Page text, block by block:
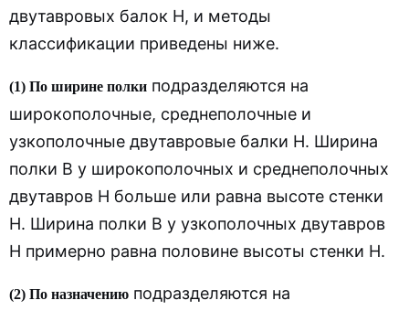
двутавровых балок H, и методы
классификации приведены ниже.
(1) По ширине полки подразделяются на
широкополочные, среднеполочные и
узкополочные двутавровые балки H. Ширина
полки B у широкополочных и среднеполочных
двутавров H больше или равна высоте стенки
H. Ширина полки B у узкополочных двутавров
H примерно равна половине высоты стенки H.
(2) По назначению подразделяются на